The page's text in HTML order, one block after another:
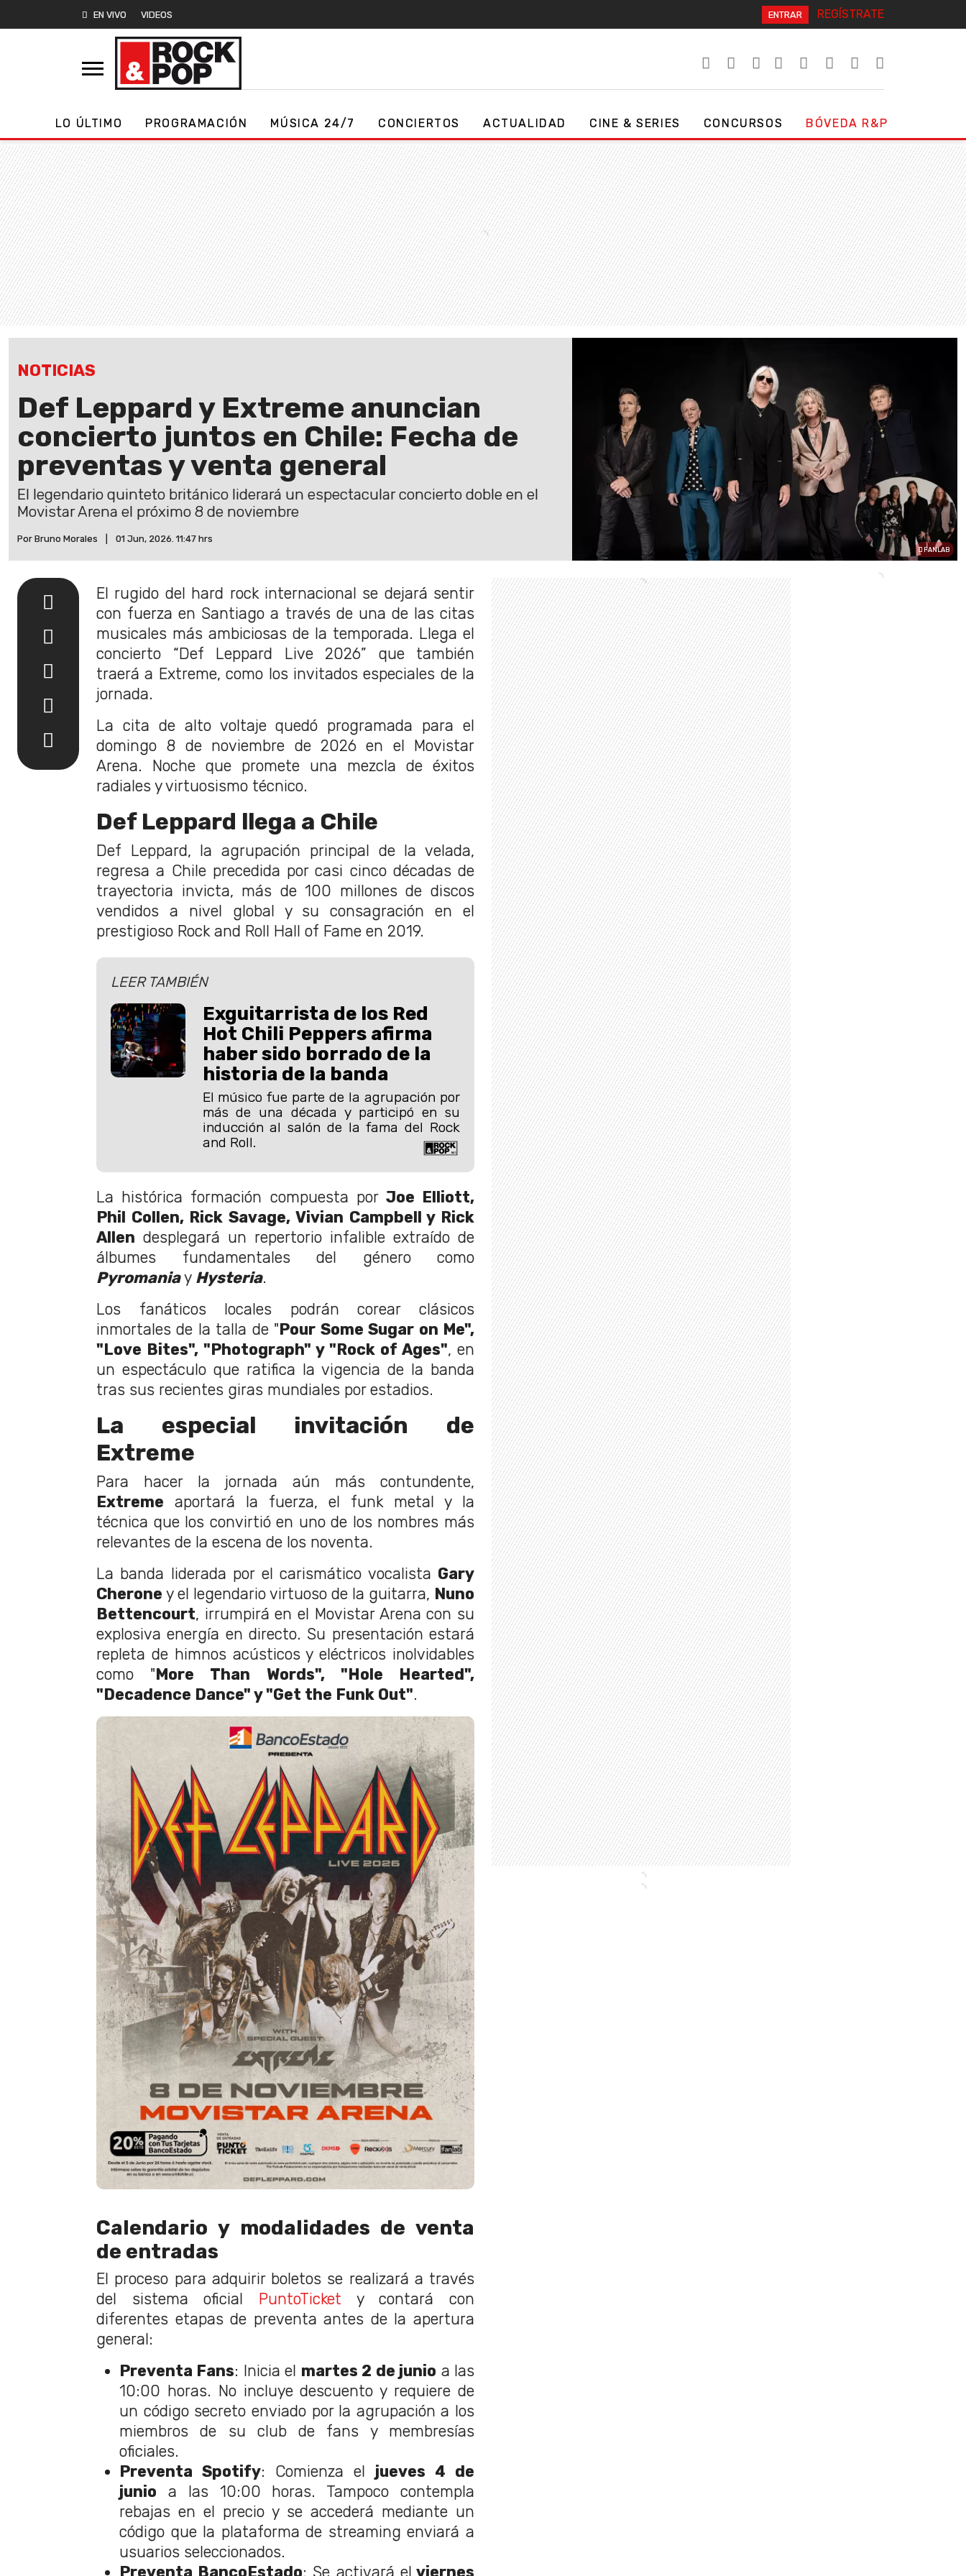
EN VIVO VIDEOS ENTRAR REGÍSTRATE
LO ÚLTIMO PROGRAMACIÓN MÚSICA 24/7 CONCIERTOS ACTUALIDAD CINE & SERIES CONCURSOS BÓVEDA R&P
NOTICIAS
Def Leppard y Extreme anuncian
concierto juntos en Chile: Fecha de
preventas y venta general
El legendario quinteto británico liderará un espectacular concierto doble en el
Movistar Arena el próximo 8 de noviembre
Por Bruno Morales 01 Jun, 2026. 11:47 hrs
FANLAB
El rugido del hard rock internacional se dejará sentir
con fuerza en Santiago a través de una de las citas
musicales más ambiciosas de la temporada. Llega el
concierto “Def Leppard Live 2026” que también
traerá a Extreme, como los invitados especiales de la
jornada.
La cita de alto voltaje quedó programada para el
domingo 8 de noviembre de 2026 en el Movistar
Arena. Noche que promete una mezcla de éxitos
radiales y virtuosismo técnico.
Def Leppard llega a Chile
Def Leppard, la agrupación principal de la velada,
regresa a Chile precedida por casi cinco décadas de
trayectoria invicta, más de 100 millones de discos
vendidos a nivel global y su consagración en el
prestigioso Rock and Roll Hall of Fame en 2019.
LEER TAMBIÉN
Exguitarrista de los Red
Hot Chili Peppers afirma
haber sido borrado de la
historia de la banda
El músico fue parte de la agrupación por
más de una década y participó en su
inducción al salón de la fama del Rock
and Roll.
La histórica formación compuesta por Joe Elliott,
Phil Collen, Rick Savage, Vivian Campbell y Rick
Allen desplegará un repertorio infalible extraído de
álbumes fundamentales del género como
Pyromania y Hysteria.
Los fanáticos locales podrán corear clásicos
inmortales de la talla de "Pour Some Sugar on Me",
"Love Bites", "Photograph" y "Rock of Ages", en
un espectáculo que ratifica la vigencia de la banda
tras sus recientes giras mundiales por estadios.
La especial invitación de
Extreme
Para hacer la jornada aún más contundente,
Extreme aportará la fuerza, el funk metal y la
técnica que los convirtió en uno de los nombres más
relevantes de la escena de los noventa.
La banda liderada por el carismático vocalista Gary
Cherone y el legendario virtuoso de la guitarra, Nuno
Bettencourt, irrumpirá en el Movistar Arena con su
explosiva energía en directo. Su presentación estará
repleta de himnos acústicos y eléctricos inolvidables
como "More Than Words", "Hole Hearted",
"Decadence Dance" y "Get the Funk Out".
Calendario y modalidades de venta
de entradas
El proceso para adquirir boletos se realizará a través
del sistema oficial PuntoTicket y contará con
diferentes etapas de preventa antes de la apertura
general:
Preventa Fans: Inicia el martes 2 de junio a las
10:00 horas. No incluye descuento y requiere de
un código secreto enviado por la agrupación a los
miembros de su club de fans y membresías
oficiales.
Preventa Spotify: Comienza el jueves 4 de
junio a las 10:00 horas. Tampoco contempla
rebajas en el precio y se accederá mediante un
código que la plataforma de streaming enviará a
usuarios seleccionados.
Preventa BancoEstado: Se activará el viernes